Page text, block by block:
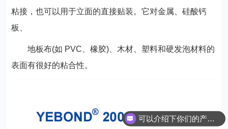
粘接，也可以用于立面的直接贴装。它对金属、硅酸钙
板、
地板布(如 PVC、橡胶)、木材、塑料和硬发泡材料的
表面有很好的粘合性。
可以介绍下你们的产品么？